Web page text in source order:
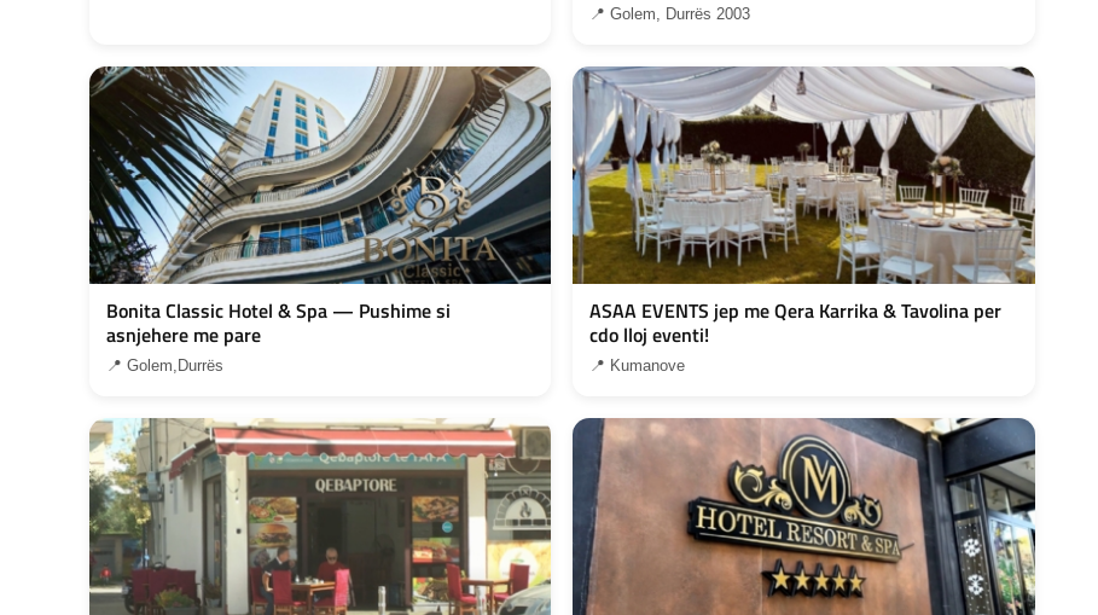
📍 Golem, Durrës 2003
Bonita Classic Hotel & Spa — Pushime si
asnjehere me pare
📍 Golem,Durrës
ASAA EVENTS jep me Qera Karrika & Tavolina per
cdo lloj eventi!
📍 Kumanove